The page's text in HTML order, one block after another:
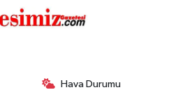
Hava Durumu